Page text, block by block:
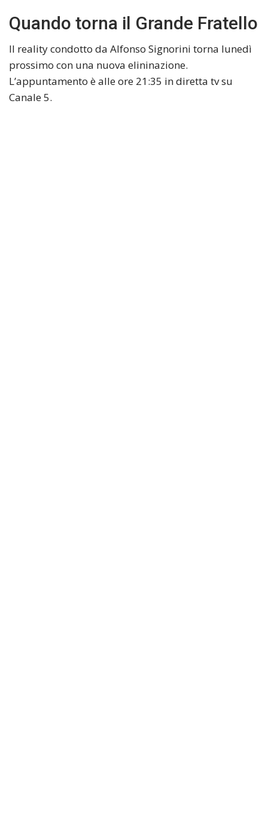
Quando torna il Grande Fratello
Il reality condotto da Alfonso Signorini torna lunedì
prossimo con una nuova elininazione.
L’appuntamento è alle ore 21:35 in diretta tv su
Canale 5.